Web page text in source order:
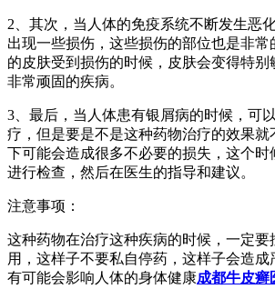
2、其次，当人体的免疫系统不断发生恶
出现一些损伤，这些损伤的部位也是非
的皮肤受到损伤的时候，皮肤会变得特别
非常顽固的疾病。
3、最后，当人体患有银屑病的时候，可
疗，但是要是不是这种药物治疗的效果就
下可能会造成很多不必要的损失，这个时
进行检查，然后在医生的指导和建议。
注意事项：
这种药物在治疗这种疾病的时候，一定要
用，这样子不要私自停药，这样子会造
有可能会影响人体的身体健康成都牛皮癣